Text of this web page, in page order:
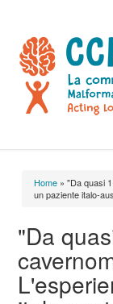
Tu sei
Home » "Da quasi
un paziente italo-
"Da